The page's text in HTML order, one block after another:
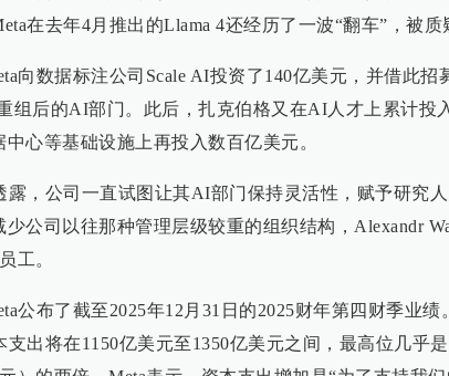
在去年4月推出的Llama 4还经历了一波“翻车”，被质
向数据标注公司Scale AI投资了140亿美元，并借此招
组后的AI部门。此后，扎克伯格又在AI人才上累计投
心等基础设施上再投入数百亿美元。
露，公司一直试图让其AI部门保持灵活性，赋予研究
少公司以往那种管理层级较重的组织结构，Alexandr
工。
公布了截至2025年12月31日的2025财年第四财季业绩
支出将在1150亿美元至1350亿美元之间，最高位几乎